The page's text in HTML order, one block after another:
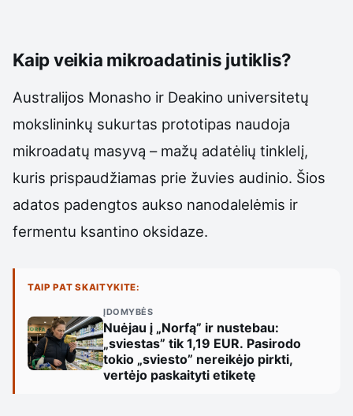
Kaip veikia mikroadatinis jutiklis?
Australijos Monasho ir Deakino universitetų
mokslininkų sukurtas prototipas naudoja
mikroadatų masyvą – mažų adatėlių tinklelį,
kuris prispaudžiamas prie žuvies audinio. Šios
adatos padengtos aukso nanodalelėmis ir
fermentu ksantino oksidaze.
TAIP PAT SKAITYKITE:
ĮDOMYBĖS
Nuėjau į „Norfą” ir nustebau:
„sviestas” tik 1,19 EUR. Pasirodo
tokio „sviesto” nereikėjo pirkti,
vertėjo paskaityti etiketę